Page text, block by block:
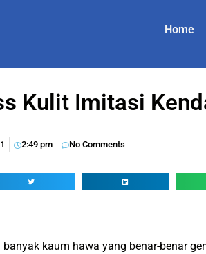
Home
Kulit Imitasi
2:49 pm No Comments
kaum hawa yang benar-benar